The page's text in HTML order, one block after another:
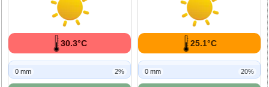
30.3°C
0 mm 2%
25.1°C
0 mm 20%